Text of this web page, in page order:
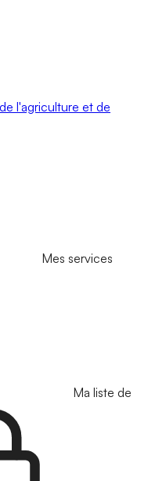
l'agriculture et de
Mes services
Ma liste de